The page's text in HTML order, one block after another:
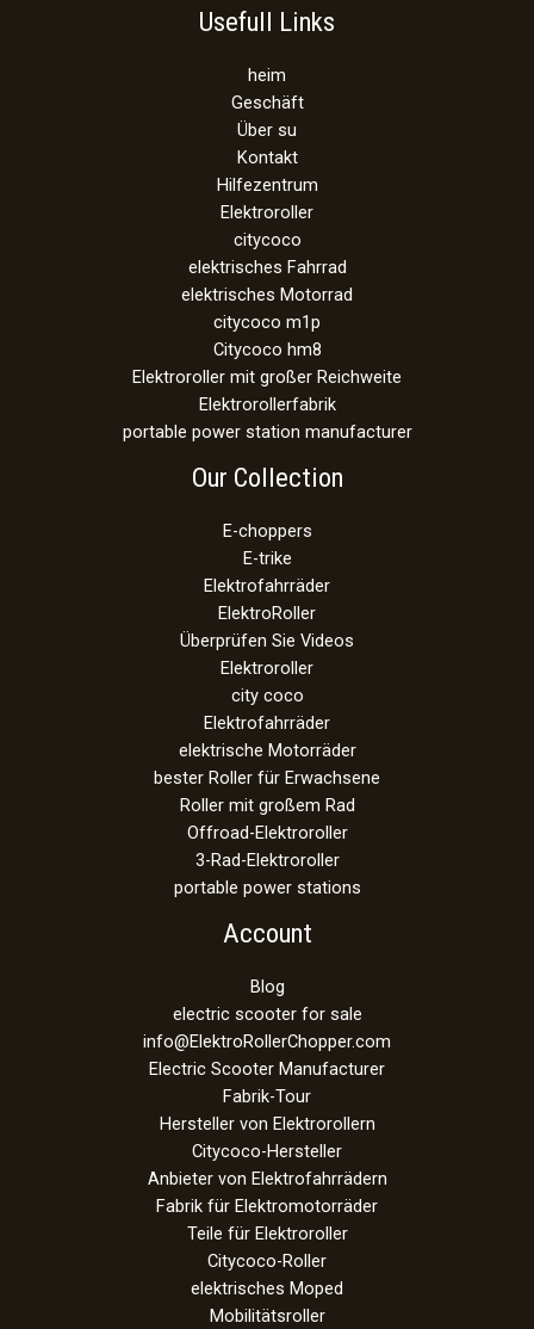
Usefull Links
heim
Geschäft
Über su
Kontakt
Hilfezentrum
Elektroroller
citycoco
elektrisches Fahrrad
elektrisches Motorrad
citycoco m1p
Citycoco hm8
Elektroroller mit großer Reichweite
Elektrorollerfabrik
portable power station manufacturer
Our Collection
E-choppers
E-trike
Elektrofahrräder
ElektroRoller
Überprüfen Sie Videos
Elektroroller
city coco
Elektrofahrräder
elektrische Motorräder
bester Roller für Erwachsene
Roller mit großem Rad
Offroad-Elektroroller
3-Rad-Elektroroller
portable power stations
Account
Blog
electric scooter for sale
info@ElektroRollerChopper.com
Electric Scooter Manufacturer
Fabrik-Tour
Hersteller von Elektrorollern
Citycoco-Hersteller
Anbieter von Elektrofahrrädern
Fabrik für Elektromotorräder
Teile für Elektroroller
Citycoco-Roller
elektrisches Moped
Mobilitätsroller